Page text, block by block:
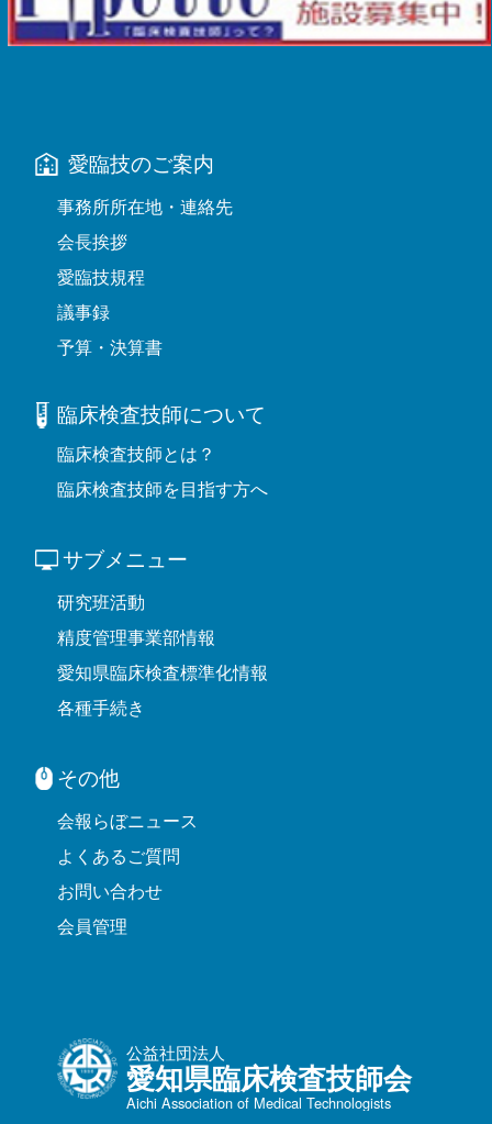
愛臨技のご案内
事務所所在地・連絡先
会長挨拶
愛臨技規程
議事録
予算・決算書
臨床検査技師について
臨床検査技師とは？
臨床検査技師を目指す方へ
サブメニュー
研究班活動
精度管理事業部情報
愛知県臨床検査標準化情報
各種手続き
その他
会報らぼニュース
よくあるご質問
お問い合わせ
会員管理
公益社団法人
愛知県臨床検査技師会
Aichi Association of Medical Technologists